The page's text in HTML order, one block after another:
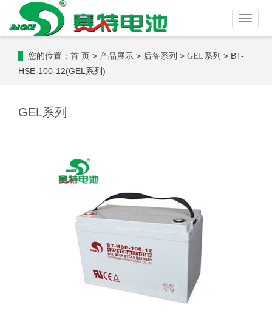
Toggle
您的位置： 首 页 > 产品展示 > 后备系列 > GEL系列 > BT-
HSE-100-12(GEL系列)
GEL系列